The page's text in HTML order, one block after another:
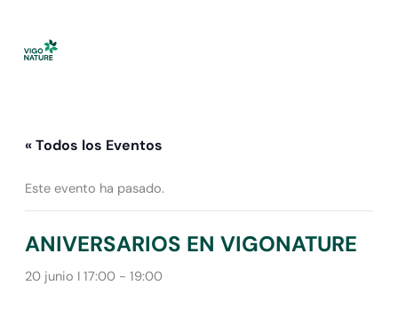
contenido
« Todos los Eventos
Este evento ha pasado.
ANIVERSARIOS EN VIGONATURE
20 junio I 17:00- 19:00